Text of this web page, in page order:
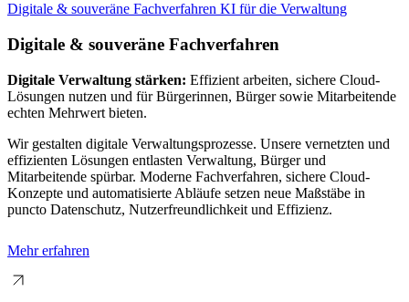
Digitale & souveräne Fachverfahren KI für die Verwaltung
Digitale & souveräne Fachverfahren
Digitale Verwaltung stärken: Effizient arbeiten, sichere Cloud-
Lösungen nutzen und für Bürgerinnen, Bürger sowie Mitarbeitende
echten Mehrwert bieten.
Wir gestalten digitale Verwaltungsprozesse. Unsere vernetzten und
effizienten Lösungen entlasten Verwaltung, Bürger und
Mitarbeitende spürbar. Moderne Fachverfahren, sichere Cloud-
Konzepte und automatisierte Abläufe setzen neue Maßstäbe in
puncto Datenschutz, Nutzerfreundlichkeit und Effizienz.
Mehr erfahren